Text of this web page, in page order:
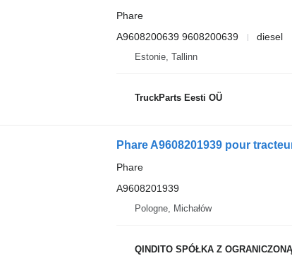
Phare
A9608200639 9608200639
diesel
Estonie, Tallinn
TruckParts Eesti OÜ
Phare A9608201939 pour
Phare
A9608201939
Pologne, Michałów
QINDITO SPÓŁKA Z